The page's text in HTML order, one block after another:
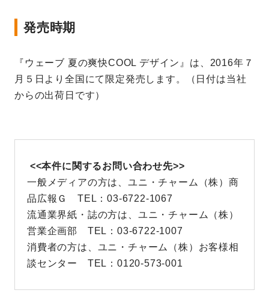
発売時期
『ウェーブ 夏の爽快COOL デザイン』は、2016年７
月５日より全国にて限定発売します。（日付は当社
からの出荷日です）
<<本件に関するお問い合わせ先>>
一般メディアの方は、ユニ・チャーム（株）商
品広報Ｇ TEL：03-6722-1067
流通業界紙・誌の方は、ユニ・チャーム（株）
営業企画部 TEL：03-6722-1007
消費者の方は、ユニ・チャーム（株）お客様相
談センター TEL：0120-573-001